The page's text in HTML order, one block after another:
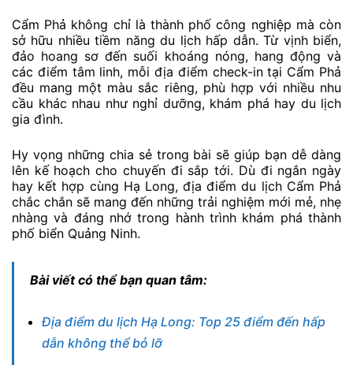
Cẩm Phả không chỉ là thành phố công nghiệp mà còn
sở hữu nhiều tiềm năng du lịch hấp dẫn. Từ vịnh biển,
đảo hoang sơ đến suối khoáng nóng, hang động và
các điểm tâm linh, mỗi địa điểm check-in tại Cẩm Phả
đều mang một màu sắc riêng, phù hợp với nhiều nhu
cầu khác nhau như nghỉ dưỡng, khám phá hay du lịch
gia đình.
Hy vọng những chia sẻ trong bài sẽ giúp bạn dễ dàng
lên kế hoạch cho chuyến đi sắp tới. Dù đi ngắn ngày
hay kết hợp cùng Hạ Long, địa điểm du lịch Cẩm Phả
chắc chắn sẽ mang đến những trải nghiệm mới mẻ, nhẹ
nhàng và đáng nhớ trong hành trình khám phá thành
phố biển Quảng Ninh.
Bài viết có thể bạn quan tâm:
Địa điểm du lịch Hạ Long: Top 25 điểm đến hấp
dẫn không thể bỏ lỡ